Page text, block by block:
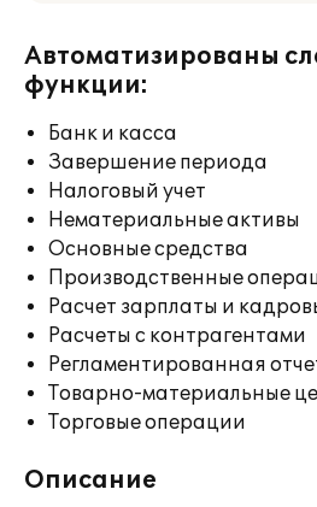
Автоматизированы
функции:
Банк и касса
Завершение периода
Налоговый учет
Нематериальные активы
Основные средства
Производственные
Расчет зарплаты и
Расчеты с контрагентами
Регламентированная
Товарно-материальные
Торговые операции
Описание